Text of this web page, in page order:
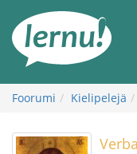
sisältöön
Foorumi Kielipelejä